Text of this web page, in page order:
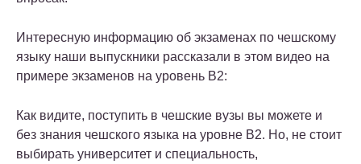
Интересную информацию об экзаменах по чешскому
языку наши выпускники рассказали в этом видео на
примере экзаменов на уровень В2:
Как видите, поступить в чешские вузы вы можете и
без знания чешского языка на уровне B2. Но, не стоит
выбирать университет и специальность,